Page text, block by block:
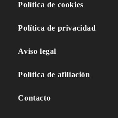
Política de cookies
Política de privacidad
Aviso legal
Política de afiliación
Contacto